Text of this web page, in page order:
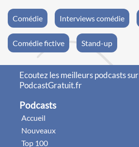
Comédie Interviews comédie
Comédie fictive Stand-up
Ecoutez les meilleurs podcasts sur
PodcastGratuit.fr
Podcasts
Accueil
Nouveaux
Top 100